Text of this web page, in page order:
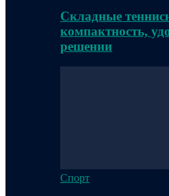
Складные
компактность,
решении
Спорт